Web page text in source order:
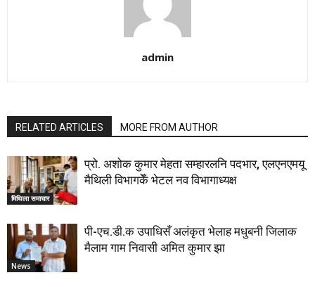
admin
RELATED ARTICLES MORE FROM AUTHOR
मिथिला समाचार
प्रो. अशोक कुमार मेहता सम्हारलनि पदभार, एलएनएमयू
मैथिली विभागकेँ भेटल नव विभागाध्यक्ष
News
पी-एच.डी.क उपाधिसँ अलंकृत भेलाह मधुबनी जिलाक
मैलाम गाम निवासी अमित कुमार झा